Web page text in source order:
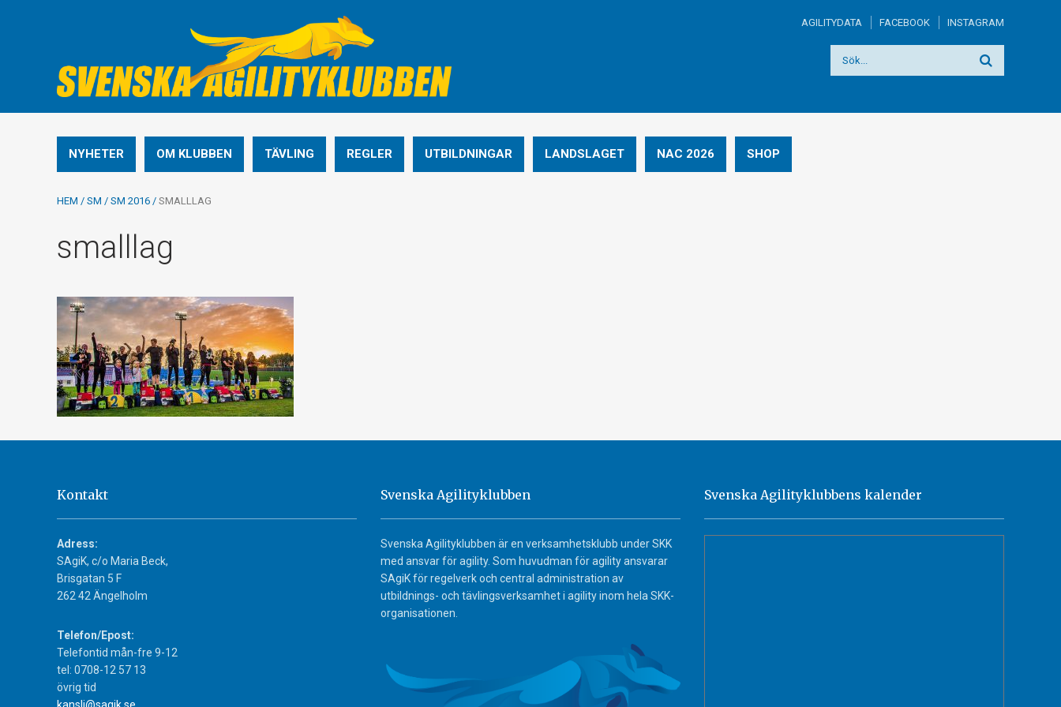
AGILITYDATA FACEBOOK INSTAGRAM
NYHETER OM KLUBBEN TÄVLING REGLER UTBILDNINGAR LANDSLAGET NAC 2026 SHOP
HEM / SM / SM 2016 / SMALLLAG
smalllag
Kontakt
Adress:
SAgiK, c/o Maria Beck,
Brisgatan 5 F
262 42 Ängelholm
Telefon/Epost:
Telefontid mån-fre 9-12
tel: 0708-12 57 13
övrig tid
kansli@sagik.se
Svenska Agilityklubben
Svenska Agilityklubben är en verksamhetsklubb under SKK
med ansvar för agility. Som huvudman för agility ansvarar
SAgiK för regelverk och central administration av
utbildnings- och tävlingsverksamhet i agility inom hela SKK-
organisationen.
Svenska Agilityklubbens kalender